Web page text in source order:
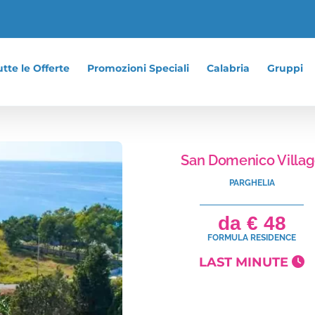
le Offerte Promozioni Speciali Calabria Gruppi
San Domenico
PARGHELIA
da € 48
FORMULA RESIDENCE
LAST MINUTE